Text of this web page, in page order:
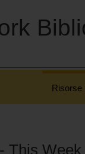
Risorse
This